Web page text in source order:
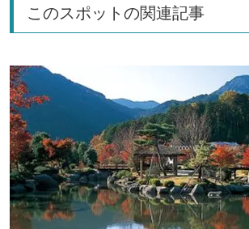
このスポットの関連記事